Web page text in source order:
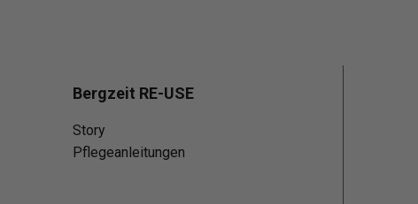
Bergzeit RE-USE
Story
Pflegeanleitungen